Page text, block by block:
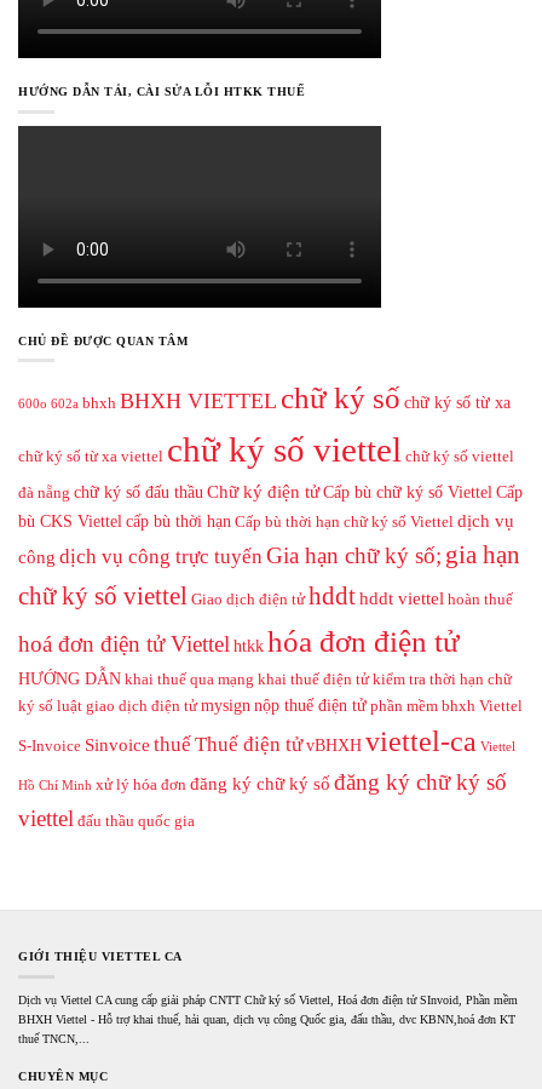
HƯỚNG DẪN TẢI, CÀI SỬA LỖI HTKK THUẾ
CHỦ ĐỀ ĐƯỢC QUAN TÂM
600o 602a bhxh BHXH VIETTEL chữ ký số chữ ký số từ xa
chữ ký số từ xa viettel chữ ký số viettel chữ ký số viettel
đà nẵng chữ ký số đấu thầuChữ ký điện tửCấp bù chữ ký số ViettelCấp
bù CKS Viettelcấp bù thời hạn Cấp bù thời hạn chữ ký số Viettel dịch vụ
công dịch vụ công trực tuyến Gia hạn chữ ký số; gia hạn
chữ ký số viettel Giao dịch điện tử hddthddt viettel hoàn thuế
hoá đơn điện tử Viettelhtkkhóa đơn điện tử
HƯỚNG DẪN khai thuế qua mạng khai thuế điện tử kiểm tra thời hạn chữ
ký số luật giao dịch điện tử mysignnộp thuế điện tử phần mềm bhxh Viettel
S-Invoice Sinvoice thuế Thuế điện tửvBHXHviettel-ca Viettel
Hồ Chí Minh xử lý hóa đơn đăng ký chữ ký số đăng ký chữ ký số
viettel đấu thầu quốc gia
GIỚI THIỆU VIETTEL CA
Dịch vụ Viettel CA cung cấp giải pháp CNTT Chữ ký số Viettel, Hoá đơn điện tử SInvoid, Phần mềm
BHXH Viettel - Hỗ trợ khai thuế, hải quan, dịch vụ công Quốc gia, đấu thầu, dvc KBNN,hoá đơn KT
thuế TNCN,...
CHUYÊN MỤC